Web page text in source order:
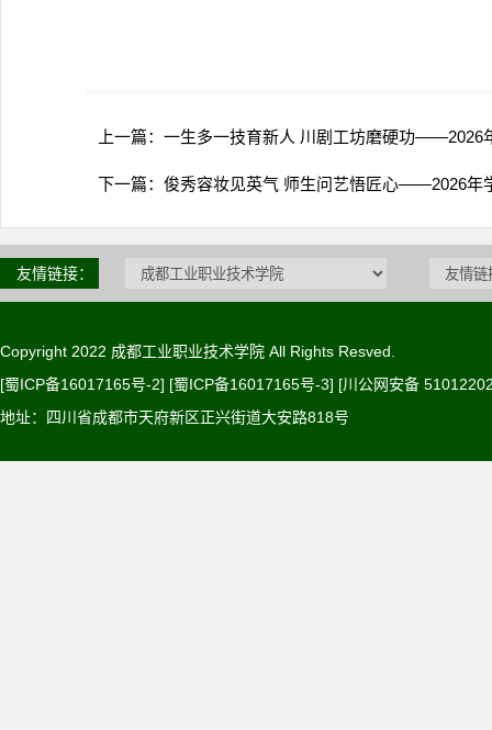
上一篇： 一生多一技育新人 川剧工坊磨硬功——2026
下一篇： 俊秀容妆见英气 师生问艺悟匠心——2026年
友情链接：
Copyright 2022 成都工业职业技术学院 All Rights Resved.
[蜀ICP备16017165号-2] [蜀ICP备16017165号-3] [川公网安备
地址：四川省成都市天府新区正兴街道大安路818号